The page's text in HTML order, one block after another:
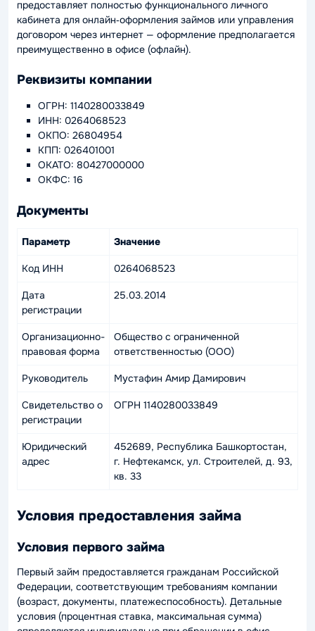
предоставляет полностью функционального личного
кабинета для онлайн‑оформления займов или управления
договором через интернет — оформление предполагается
преимущественно в офисе (офлайн).
Реквизиты компании
ОГРН: 1140280033849
ИНН: 0264068523
ОКПО: 26804954
КПП: 026401001
ОКАТО: 80427000000
ОКФС: 16
Документы
Параметр Значение
Код ИНН 0264068523
Дата
регистрации
25.03.2014
Организационно-
правовая форма
Общество с ограниченной
ответственностью (ООО)
Руководитель Мустафин Амир Дамирович
Свидетельство о
регистрации
ОГРН 1140280033849
Юридический
адрес
452689, Республика Башкортостан,
г. Нефтекамск, ул. Строителей, д. 93,
кв. 33
Условия предоставления займа
Условия первого займа
Первый займ предоставляется гражданам Российской
Федерации, соответствующим требованиям компании
(возраст, документы, платежеспособность). Детальные
условия (процентная ставка, максимальная сумма)